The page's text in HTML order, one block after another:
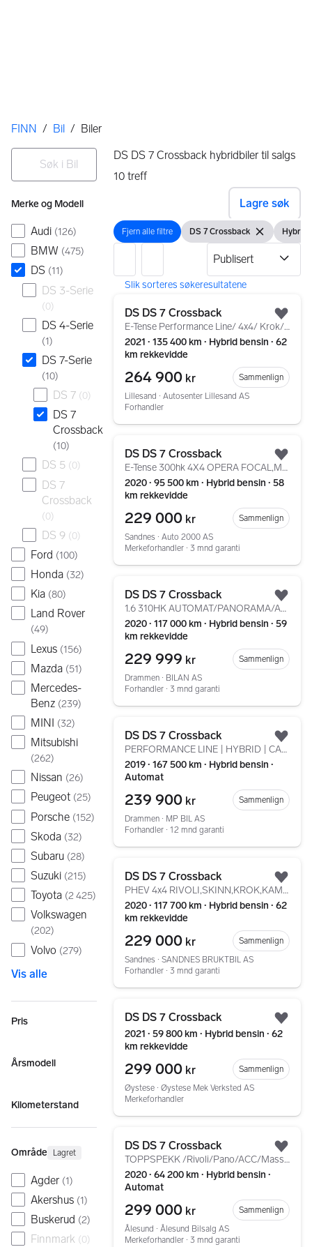
Her er du
FINN / Bil / Biler
Filtre
Søk i Bil
Merke og Modell
Audi (126)
BMW (475)
DS (11)
DS 3-Serie
(0)
DS 4-Serie
(1)
DS 7-Serie
(10)
DS 7 (0)
DS 7
Crossback
(10)
DS 5 (0)
DS 7
Crossback
(0)
DS 9 (0)
Ford (100)
Honda (32)
Kia (80)
Land Rover
(49)
Lexus (156)
Mazda (51)
Mercedes-
Benz (239)
MINI (32)
Mitsubishi
(262)
Nissan (26)
Peugeot (25)
Porsche (152)
Skoda (32)
Subaru (28)
Suzuki (215)
Toyota (2 425)
Volkswagen
(202)
Volvo (279)
Vis alle
Pris
Årsmodell
Kilometerstand
Område Lagret
Agder (1)
Akershus (1)
Buskerud (2)
Finnmark (0)
DS DS 7 Crossback hybridbiler til salgs
10treff
Lagre søk
Fjern alle filtre
Fjern alle filtre Vis filter
DS 7 Crossback Fjern filteret
Vis
Hybrid
DS DS 7 Crossback
E-Tense Performance Line/ 4x4/ Krok/ 360/ Acc/ +++
2021 ∙ 135 400 km ∙ Hybrid bensin ∙ 62
km rekkevidde
264 900 kr
Sammenlign
Lillesand ∙ Autosenter Lillesand AS
Forhandler
DS DS 7 Crossback
E-Tense 300hk 4X4 OPERA FOCAL,MASSASJE,KROK,SOLTAK
2020 ∙ 95 500 km ∙ Hybrid bensin ∙ 58
km rekkevidde
229 000 kr
Sammenlign
Sandnes ∙ Auto 2000 AS
Merkeforhandler ∙ 3 mnd garanti
DS DS 7 Crossback
1.6 310HK AUTOMAT/PANORAMA/ACC/NAVI/DAB/CARPLAY+++
2020 ∙ 117 000 km ∙ Hybrid bensin ∙ 59
km rekkevidde
229 999 kr
Sammenlign
Drammen ∙ BILAN AS
Forhandler ∙ 3 mnd garanti
DS DS 7 Crossback
PERFORMANCE LINE | HYBRID | CARPLAY | FOCAL | 4X4
2019 ∙ 167 500 km ∙ Hybrid bensin ∙
Automat
239 900 kr
Sammenlign
Drammen ∙ MP BIL AS
Forhandler ∙ 12 mnd garanti
DS DS 7 Crossback
PHEV 4x4 RIVOLI,SKINN,KROK,KAMERA,ACC,NAVI,FOCAL,PANO
2020 ∙ 117 700 km ∙ Hybrid bensin ∙ 62
km rekkevidde
229 000 kr
Sammenlign
Sandnes ∙ SANDNES BRUKTBIL AS
Forhandler ∙ 3 mnd garanti
DS DS 7 Crossback
2021 ∙ 59 800 km ∙ Hybrid bensin ∙ 62
km rekkevidde
299 000 kr
Sammenlign
Øystese ∙ Øystese Mek Verksted AS
Merkeforhandler
DS DS 7 Crossback
TOPPSPEKK /Rivoli/Pano/ACC/Massase/NightVis/Head-Up/+++
2020 ∙ 64 200 km ∙ Hybrid bensin ∙
Automat
299 000 kr
Sammenlign
Ålesund ∙ Ålesund Bilsalg AS
Merkeforhandler ∙ 3 mnd garanti